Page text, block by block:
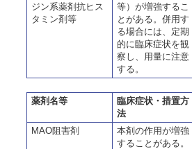
ジン系薬剤抗ヒス
タミン剤等
等）が増強するこ
とがある。併用す
る場合には、定期
的に臨床症状を観
察し、用量に注意
する。
薬剤名等
臨床症状・措置方
法
MAO阻害剤
本剤の作用が増強
することがある。